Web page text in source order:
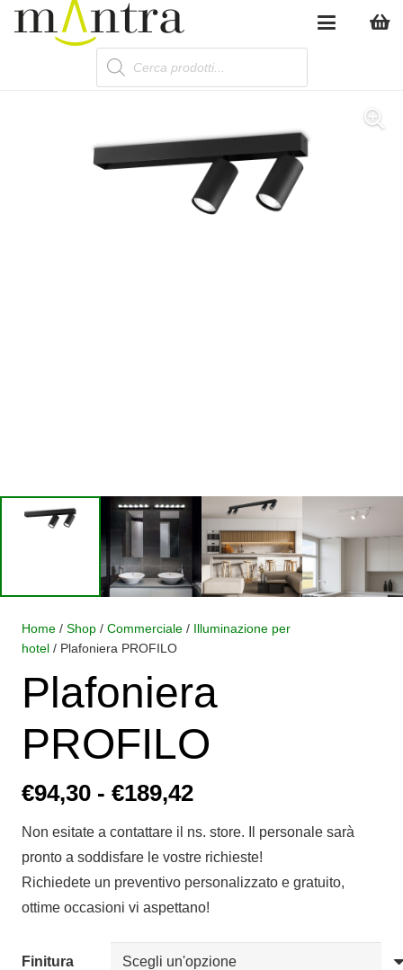
Products
search
Home / Shop / Commerciale / Illuminazione per
hotel / Plafoniera PROFILO
Plafoniera
PROFILO
€94,30 - €189,42Fascia
prezzo:
da
€94,30
a
€189,42
Non esitate a contattare il ns. store. Il personale sarà
pronto a soddisfare le vostre richieste!
Richiedete un preventivo personalizzato e gratuito,
ottime occasioni vi aspettano!
Finitura